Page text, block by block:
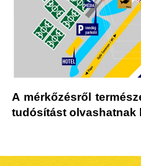
A mérkőzésről
tudósítást olvashatnak